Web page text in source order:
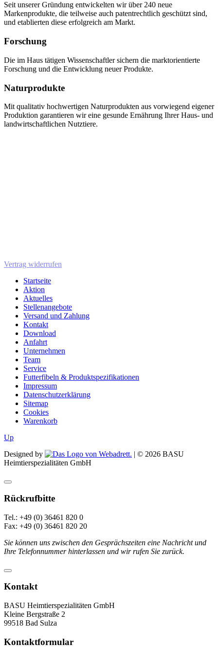
Seit unserer Gründung entwickelten wir über 240 neue
Markenprodukte, die teilweise auch patentrechtlich geschützt sind,
und etablierten diese erfolgreich am Markt.
Forschung
Die im Haus tätigen Wissenschaftler sichern die marktorientierte
Forschung und die Entwicklung neuer Produkte.
Naturprodukte
Mit qualitativ hochwertigen Naturprodukten aus vorwiegend eigener
Produktion garantieren wir eine gesunde Ernährung Ihrer Haus- und
landwirtschaftlichen Nutztiere.
Vertrag widerrufen
Startseite
Aktion
Aktuelles
Stellenangebote
Versand und Zahlung
Kontakt
Download
Anfahrt
Unternehmen
Team
Service
Futterfibeln & Produktspezifikationen
Impressum
Datenschutzerklärung
Sitemap
Cookies
Warenkorb
Up
Designed by
| © 2026 BASU
Heimtierspezialitäten GmbH
Rückrufbitte
Tel.: +49 (0) 36461 820 0
Fax: +49 (0) 36461 820 20
Sie können uns zwischen den Gesprächszeiten eine Nachricht und
Ihre Telefonnummer hinterlassen und wir rufen Sie zurück.
Kontakt
BASU Heimtierspezialitäten GmbH
Kleine Bergstraße 2
99518 Bad Sulza
Kontaktformular